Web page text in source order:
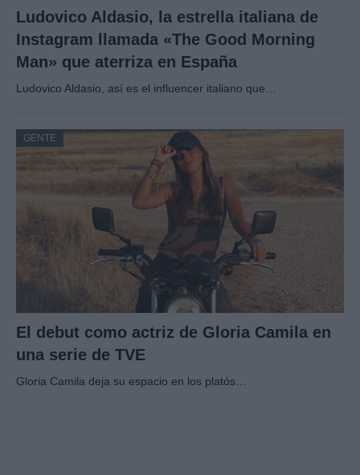
Ludovico Aldasio, la estrella italiana de
Instagram llamada «The Good Morning
Man» que aterriza en España
Ludovico Aldasio, así es el influencer italiano que…
GENTE
El debut como actriz de Gloria Camila en
una serie de TVE
Gloria Camila deja su espacio en los platós…